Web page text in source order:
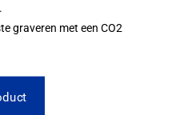
graveren met een CO2